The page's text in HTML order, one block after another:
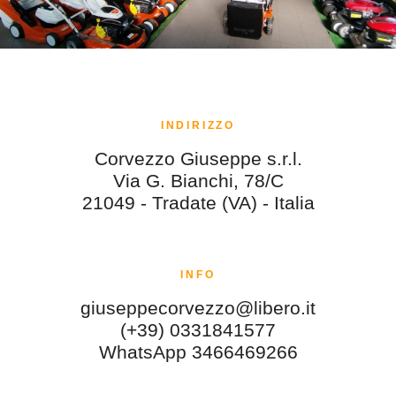
INDIRIZZO
Corvezzo Giuseppe s.r.l.
Via G. Bianchi, 78/C
21049 - Tradate (VA) - Italia
INFO
giuseppecorvezzo@libero.it
(+39) 0331841577
WhatsApp 3466469266